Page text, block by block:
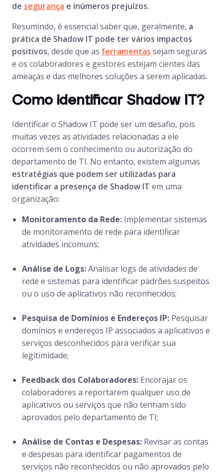
de segurança e inúmeros prejuízos.
Resumindo, é essencial saber que, geralmente, a
prática de Shadow IT pode ter vários impactos
positivos,desde que as ferramentas sejam seguras
e os colaboradores e gestores estejam cientes das
ameaças e das melhores soluções a serem aplicadas.
Como identificar Shadow IT?
Identificar o Shadow IT pode ser um desafio, pois
muitas vezes as atividades relacionadas a ele
ocorrem sem o conhecimento ou autorização do
departamento de TI. No entanto, existem algumas
estratégias que podem ser utilizadas para
identificar a presença de Shadow IT em uma
organização:
Monitoramento da Rede: Implementar sistemas
de monitoramento de rede para identificar
atividades incomuns;
Análise de Logs:Analisar logs de atividades de
rede e sistemas para identificar padrões suspeitos
ou o uso de aplicativos não reconhecidos;
Pesquisa de Domínios e Endereços IP: Pesquisar
domínios e endereços IP associados a aplicativos e
serviços desconhecidos para verificar sua
legitimidade;
Feedback dos Colaboradores: Encorajar os
colaboradores a reportarem qualquer uso de
aplicativos ou serviços que não tenham sido
aprovados pelo departamento de TI;
Análise de Contas e Despesas: Revisar as contas
e despesas para identificar pagamentos de
serviços não reconhecidos ou não aprovados pelo